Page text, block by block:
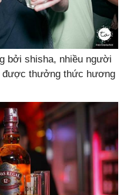
bởi shisha, nhiều người
được thưởng thức hương